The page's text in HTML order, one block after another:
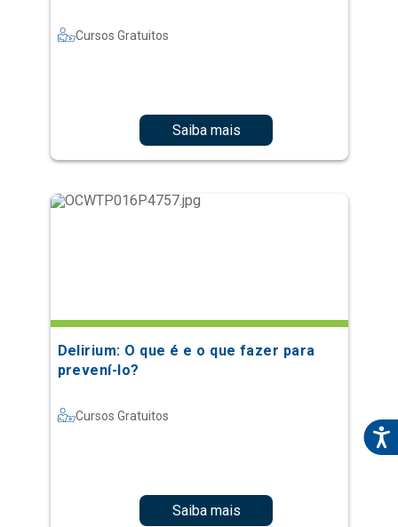
Cursos Gratuitos
Saiba mais
Delirium: O que é e o que fazer para
prevení-lo?
Cursos Gratuitos
Saiba mais